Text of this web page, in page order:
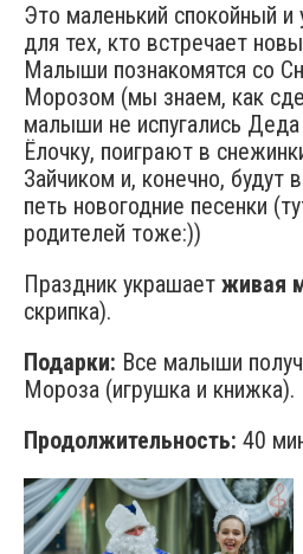
Это маленький спокойный
для тех, кто встречает
Малыши познакомятся со
Морозом (мы знаем, как
малыши не испугались
Ёлочку, поиграют в
Зайчиком и, конечно, будут
петь новогодние песенки
родителей тоже:))
Праздник украшает живая
скрипка).
Подарки: Все малыши
Мороза (игрушка и книжка).
Продолжительность: 40